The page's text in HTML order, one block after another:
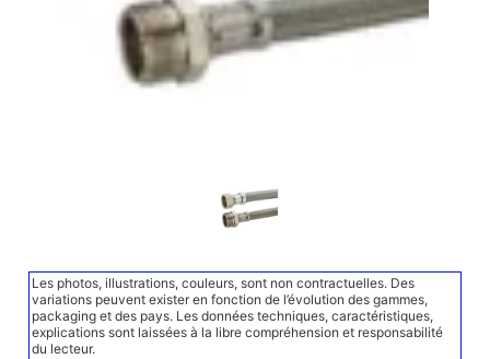
Les photos, illustrations, couleurs, sont non contractuelles. Des
variations peuvent exister en fonction de l’évolution des gammes,
packaging et des pays. Les données techniques, caractéristiques,
explications sont laissées à la libre compréhension et responsabilité
du lecteur.